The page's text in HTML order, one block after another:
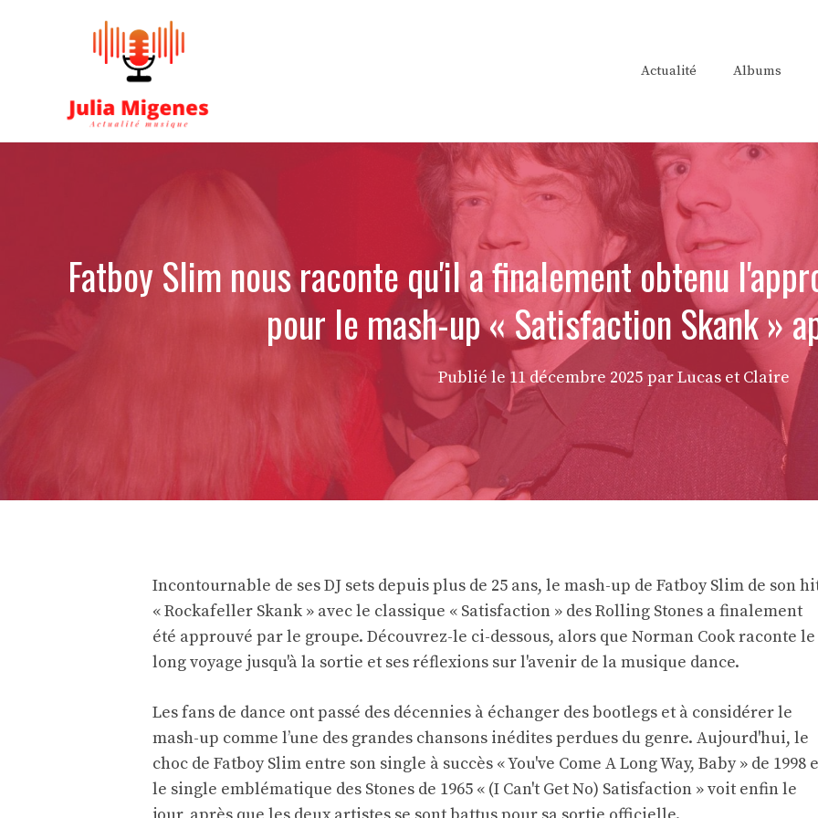
Actualité Albums
Fatboy Slim nous raconte qu'il a finalement obtenu
pour le mash-up « Satisfaction Skank »
Publié le 11 décembre 2025 par Lucas et Claire
Incontournable de ses DJ sets depuis plus de 25 ans, le mash-up de Fatboy Slim de son
« Rockafeller Skank » avec le classique « Satisfaction » des Rolling Stones a finalement
été approuvé par le groupe. Découvrez-le ci-dessous, alors que Norman Cook raconte le
long voyage jusqu'à la sortie et ses réflexions sur l'avenir de la musique dance.
Les fans de dance ont passé des décennies à échanger des bootlegs et à considérer le
mash-up comme l’une des grandes chansons inédites perdues du genre. Aujourd'hui, le
choc de Fatboy Slim entre son single à succès « You've Come A Long Way, Baby » de 1998
le single emblématique des Stones de 1965 « (I Can't Get No) Satisfaction » voit enfin le